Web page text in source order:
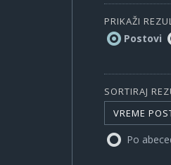
PRIKAŽI
Postovi
SORTIRAJ
VREME
Po